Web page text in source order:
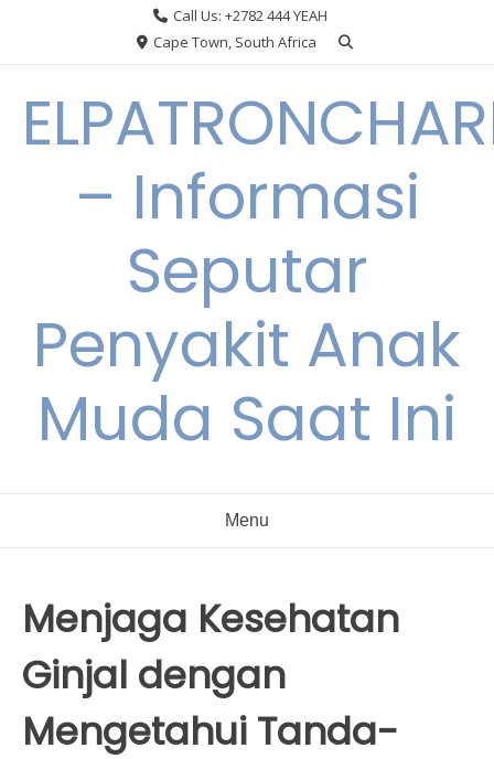
Call Us: +2782 444 YEAH
Cape Town, South Africa
– Informasi
Seputar
Penyakit Anak
Muda Saat Ini
Menu
Menjaga Kesehatan
Ginjal dengan
Mengetahui Tanda-